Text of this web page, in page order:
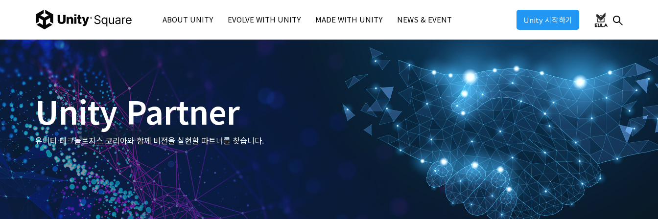
ABOUT UNITY
Unity Korea
Product
Unity Ads
Consulting
Partner
EVOLVE WITH UNITY
Unity Learn
MADE WITH UNITY
MWU Case
NEWS & EVENT
Press
Unity Event
- Unite Seoul 2026
- Unite Seoul 2025
- U Day Seoul: Industry 2025
- U Day Seoul: Game
Unity 시작하기
Unity Partner
유니티 테크놀로지스 코리아와 함께 비전을 실현할 파트너를 찾습니다.